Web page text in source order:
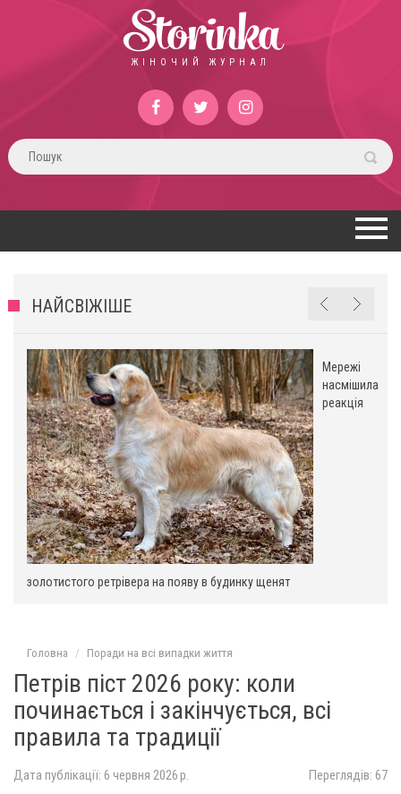
Storinka
ЖІНОЧИЙ ЖУРНАЛ
НАЙСВІЖІШЕ
Мережі
насмішила
реакція
золотистого ретрівера на появу в будинку щенят
Головна Поради на всі випадки життя
Петрів піст 2026 року: коли
починається і закінчується, всі
правила та традиції
Дата публікації: 6 червня 2026 р. Переглядів: 67